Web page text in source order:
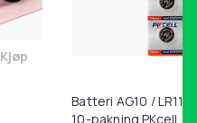
Legg Magetrener, 6-rørs
Kjøp
Batteri AG10 /
10-pakning PKcell